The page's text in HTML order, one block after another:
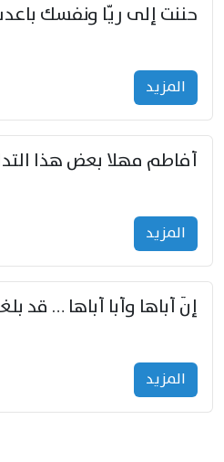
المزید
المزید
إنّ أباها وأبا أباها … قد
المزید